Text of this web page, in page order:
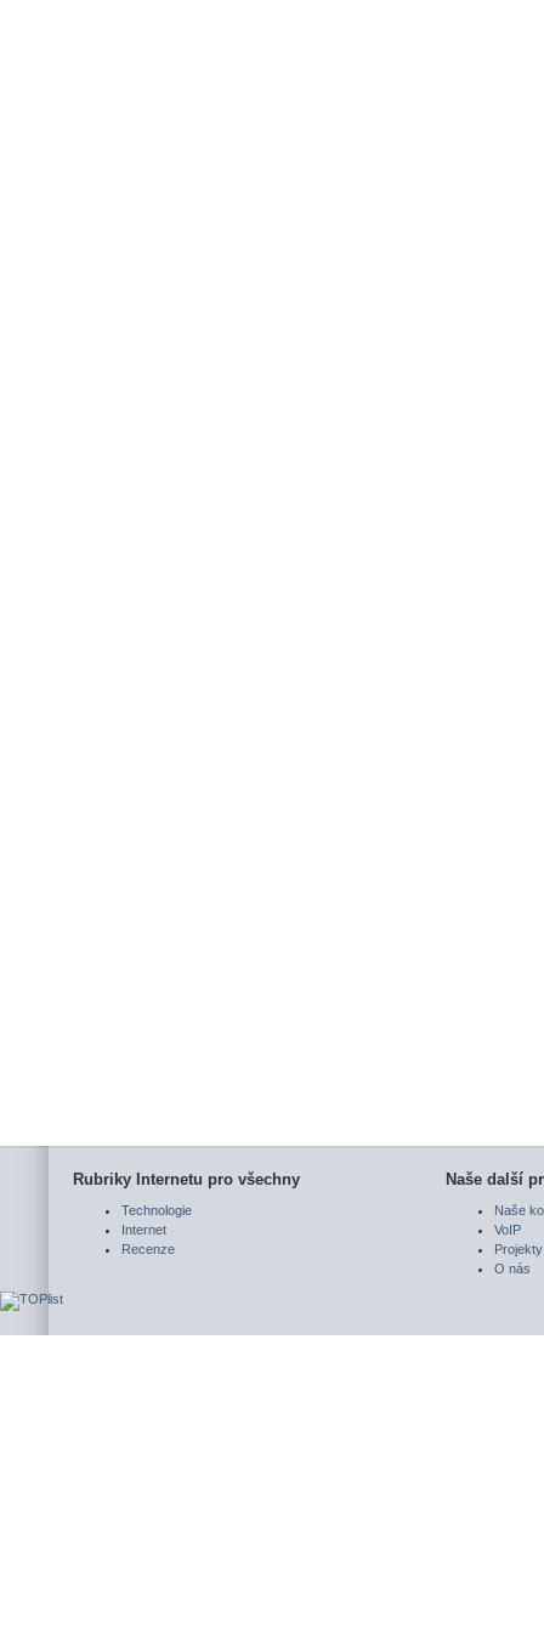
Rubriky Internetu pro všechny
Technologie
Internet
Recenze
Naše další
Naše
VoIP
Projekty
O nás